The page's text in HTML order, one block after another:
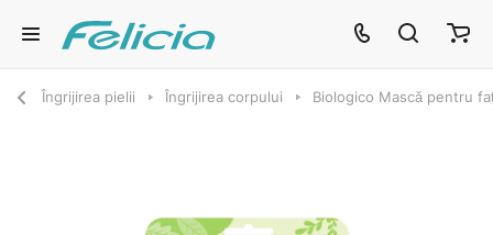
Îngrijirea pielii Îngrijirea corpului Biologico Mască pentru